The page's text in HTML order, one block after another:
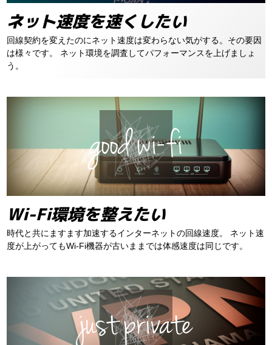
ネット速度を速くしたい
回線契約を変えたのにネット速度は変わらない気がする。その要因
は様々です。
ネット環境を調査してパフォーマンスを上げましょ
う。
Wi-Fi環境を整えたい
時代と共にますます加速するインターネットの回線速度。
ネット速
度が上がってもWi-Fi機器が古いままでは体感速度は同じです。